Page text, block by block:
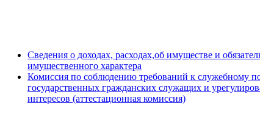
Сведения о доходах, расходах,об имуществе и
имущественного характера
Комиссия по соблюдению требований к служебному
государственных гражданских служащих и
интересов (аттестационная комиссия)